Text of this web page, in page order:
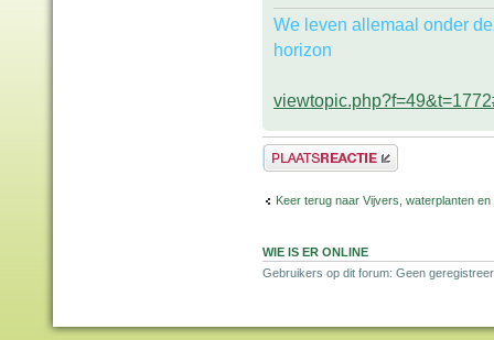
We leven allemaal onder
horizon
Plaats een reactie
Keer terug naar Vijvers, waterplanten en
WIE IS ER ONLINE
Gebruikers op dit forum: Geen